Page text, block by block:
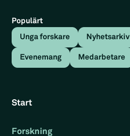
Populärt
Unga forskare Nyhetsarkiv
Evenemang Medarbetare
Start
Forskning
Tillbaka